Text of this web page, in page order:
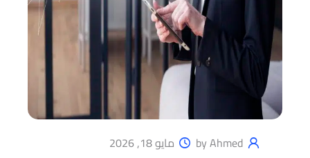
by Ahmed مايو 18, 2026